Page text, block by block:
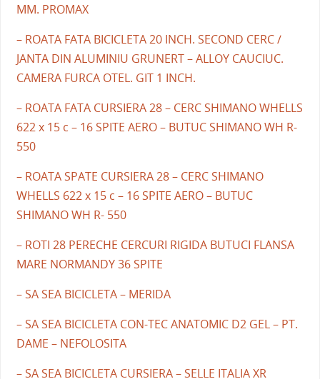
MM. PROMAX
– ROATA FATA BICICLETA 20 INCH. SECOND CERC /
JANTA DIN ALUMINIU GRUNERT – ALLOY CAUCIUC.
CAMERA FURCA OTEL. GIT 1 INCH.
– ROATA FATA CURSIERA 28 – CERC SHIMANO WHELLS
622 x 15 c – 16 SPITE AERO – BUTUC SHIMANO WH R-
550
– ROATA SPATE CURSIERA 28 – CERC SHIMANO
WHELLS 622 x 15 c – 16 SPITE AERO – BUTUC
SHIMANO WH R- 550
– ROTI 28 PERECHE CERCURI RIGIDA BUTUCI FLANSA
MARE NORMANDY 36 SPITE
– SA SEA BICICLETA – MERIDA
– SA SEA BICICLETA CON-TEC ANATOMIC D2 GEL – PT.
DAME – NEFOLOSITA
– SA SEA BICICLETA CURSIERA – SELLE ITALIA XR